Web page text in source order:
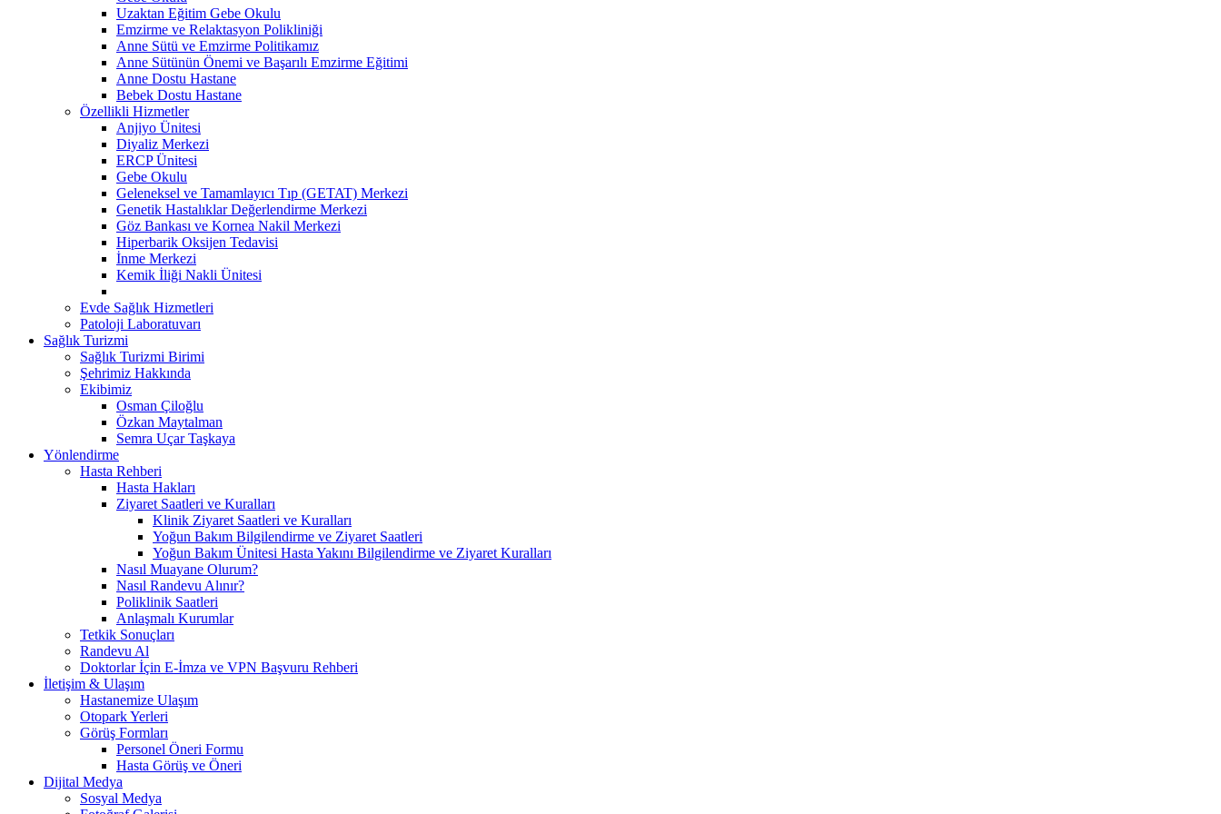
Uzaktan Eğitim Gebe Okulu
Emzirme ve Relaktasyon Polikliniği
Anne Sütü ve Emzirme Politikamız
Anne Sütünün Önemi ve Başarılı Emzirme Eğitimi
Anne Dostu Hastane
Bebek Dostu Hastane
Özellikli Hizmetler
Anjiyo Ünitesi
Diyaliz Merkezi
ERCP Ünitesi
Gebe Okulu
Geleneksel ve Tamamlayıcı Tıp (GETAT) Merkezi
Genetik Hastalıklar Değerlendirme Merkezi
Göz Bankası ve Kornea Nakil Merkezi
Hiperbarik Oksijen Tedavisi
İnme Merkezi
Kemik İliği Nakli Ünitesi
Evde Sağlık Hizmetleri
Patoloji Laboratuvarı
Sağlık Turizmi
Sağlık Turizmi Birimi
Şehrimiz Hakkında
Ekibimiz
Osman Çiloğlu
Özkan Maytalman
Semra Uçar Taşkaya
Yönlendirme
Hasta Rehberi
Hasta Hakları
Ziyaret Saatleri ve Kuralları
Klinik Ziyaret Saatleri ve Kuralları
Yoğun Bakım Bilgilendirme ve Ziyaret Saatleri
Yoğun Bakım Ünitesi Hasta Yakını Bilgilendirme ve Ziyaret Kuralları
Nasıl Muayane Olurum?
Nasıl Randevu Alınır?
Poliklinik Saatleri
Anlaşmalı Kurumlar
Tetkik Sonuçları
Randevu Al
Doktorlar İçin E-İmza ve VPN Başvuru Rehberi
İletişim & Ulaşım
Hastanemize Ulaşım
Otopark Yerleri
Görüş Formları
Personel Öneri Formu
Hasta Görüş ve Öneri
Dijital Medya
Sosyal Medya